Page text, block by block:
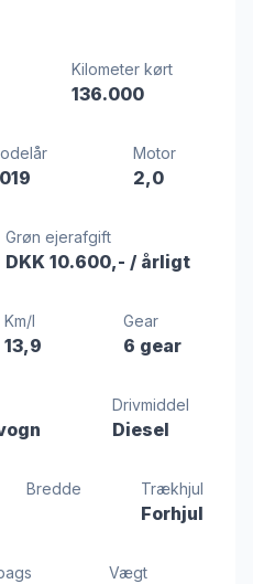
Kilometer kørt
136.000
Motor
2,0
Grøn ejerafgift
DKK 10.600,- / årligt
Km/l
13,9
Gear
6 gear
Drivmiddel
Diesel
Bredde Trækhjul
Forhjul
Vægt